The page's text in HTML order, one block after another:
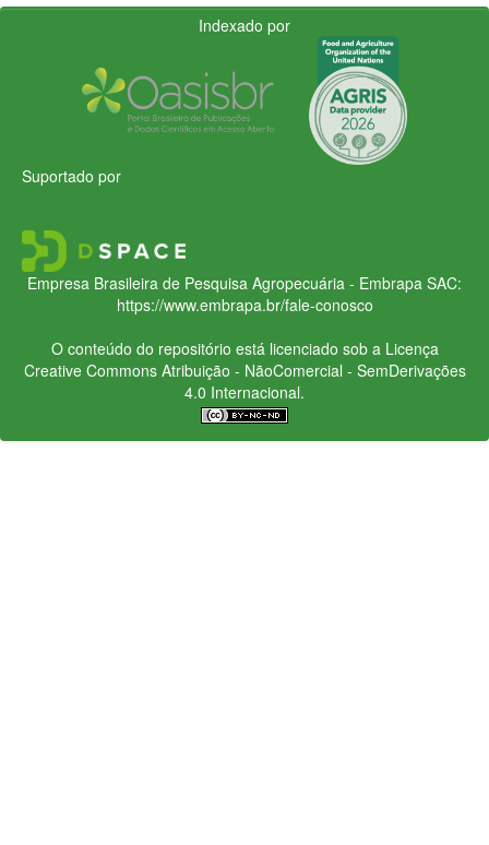
Indexado por
Suportado por
Empresa Brasileira de Pesquisa Agropecuária - Embrapa SAC:
https://www.embrapa.br/fale-conosco
O conteúdo do repositório está licenciado sob a Licença
Creative CommonsAtribuição - NãoComercial - SemDerivações
4.0 Internacional.